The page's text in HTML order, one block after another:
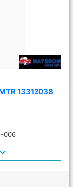
13312038
006